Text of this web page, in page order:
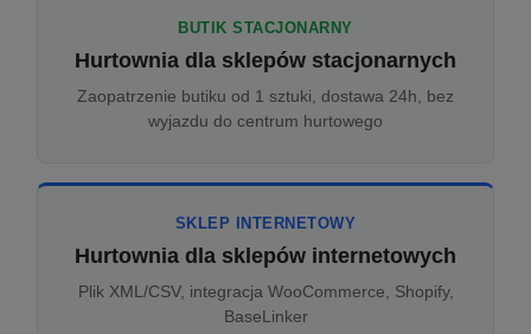
BUTIK STACJONARNY
Hurtownia dla sklepów stacjonarnych
Zaopatrzenie butiku od 1 sztuki, dostawa 24h, bez
wyjazdu do centrum hurtowego
SKLEP INTERNETOWY
Hurtownia dla sklepów internetowych
Plik XML/CSV, integracja WooCommerce, Shopify,
BaseLinker